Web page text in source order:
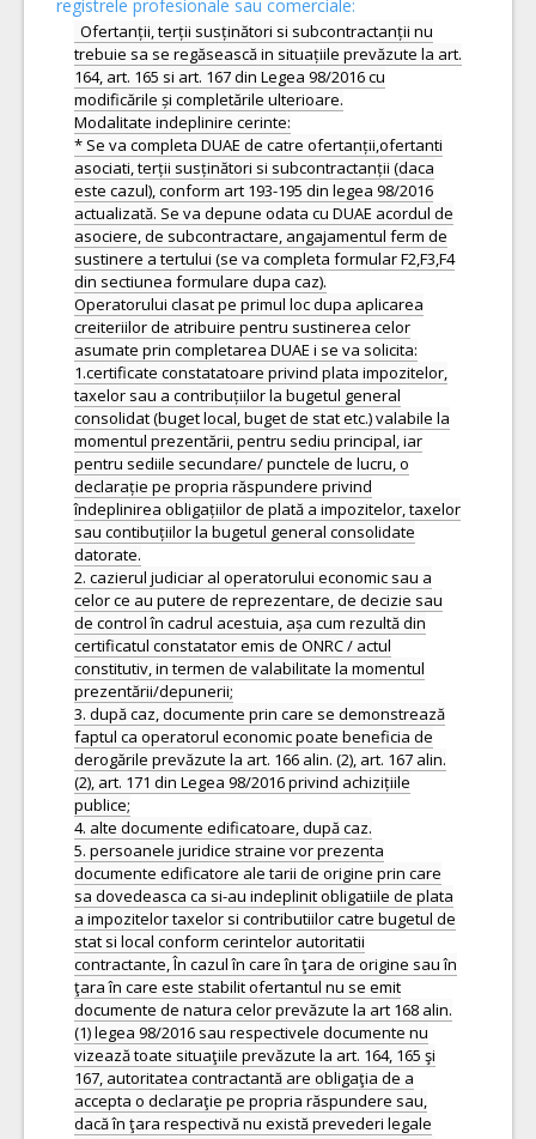
registrele profesionale sau comerciale:
Ofertanții, terții susținători si subcontractanții nu
trebuie sa se regăsească in situațiile prevăzute la art.
164, art. 165 si art. 167 din Legea 98/2016 cu
modificările și completările ulterioare.
Modalitate indeplinire cerinte:
* Se va completa DUAE de catre ofertanții,ofertanti
asociati, terții susținători si subcontractanții (daca
este cazul), conform art 193-195 din legea 98/2016
actualizată. Se va depune odata cu DUAE acordul de
asociere, de subcontractare, angajamentul ferm de
sustinere a tertului (se va completa formular F2,F3,F4
din sectiunea formulare dupa caz).
Operatorului clasat pe primul loc dupa aplicarea
creiteriilor de atribuire pentru sustinerea celor
asumate prin completarea DUAE i se va solicita:
1.certificate constatatoare privind plata impozitelor,
taxelor sau a contribuțiilor la bugetul general
consolidat (buget local, buget de stat etc.) valabile la
momentul prezentării, pentru sediu principal, iar
pentru sediile secundare/ punctele de lucru, o
declarație pe propria răspundere privind
îndeplinirea obligațiilor de plată a impozitelor, taxelor
sau contibuțiilor la bugetul general consolidate
datorate.
2. cazierul judiciar al operatorului economic sau a
celor ce au putere de reprezentare, de decizie sau
de control în cadrul acestuia, așa cum rezultă din
certificatul constatator emis de ONRC / actul
constitutiv, in termen de valabilitate la momentul
prezentării/depunerii;
3. după caz, documente prin care se demonstrează
faptul ca operatorul economic poate beneficia de
derogările prevăzute la art. 166 alin. (2), art. 167 alin.
(2), art. 171 din Legea 98/2016 privind achizițiile
publice;
4. alte documente edificatoare, după caz.
5. persoanele juridice straine vor prezenta
documente edificatore ale tarii de origine prin care
sa dovedeasca ca si-au indeplinit obligatiile de plata
a impozitelor taxelor si contributiilor catre bugetul de
stat si local conform cerintelor autoritatii
contractante, În cazul în care în ţara de origine sau în
ţara în care este stabilit ofertantul nu se emit
documente de natura celor prevăzute la art 168 alin.
(1) legea 98/2016 sau respectivele documente nu
vizează toate situaţiile prevăzute la art. 164, 165 şi
167, autoritatea contractantă are obligaţia de a
accepta o declaraţie pe propria răspundere sau,
dacă în ţara respectivă nu există prevederi legale